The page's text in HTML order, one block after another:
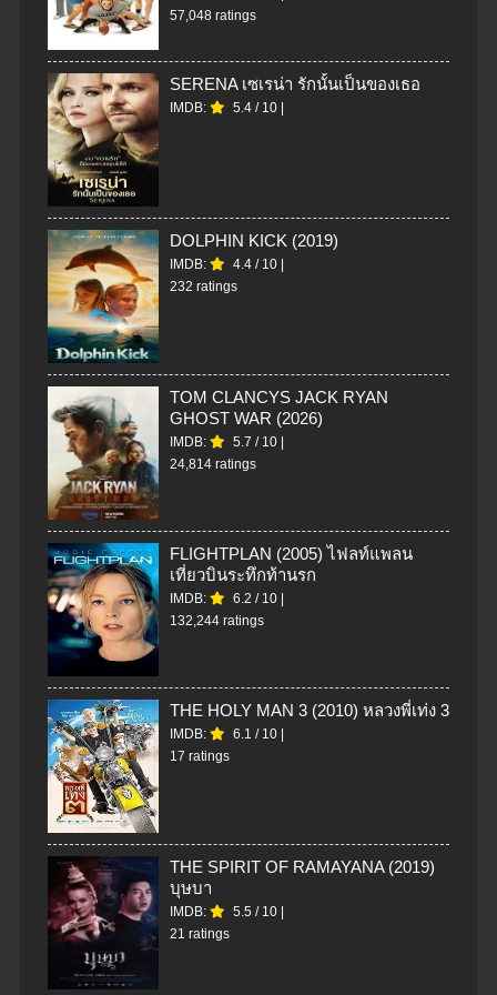
57,048 ratings
SERENA เซเรน่า รักนั้นเป็นของเธอ
IMDB: 5.4 / 10
DOLPHIN KICK (2019)
IMDB: 4.4 / 10
232 ratings
TOM CLANCYS JACK RYAN
GHOST WAR (2026)
IMDB: 5.7 / 10
24,814 ratings
FLIGHTPLAN (2005) ไฟลท์แพลน
เที่ยวบินระทึกท้านรก
IMDB: 6.2 / 10
132,244 ratings
THE HOLY MAN 3 (2010) หลวงพี่เท่ง 3
IMDB: 6.1 / 10
17 ratings
THE SPIRIT OF RAMAYANA (2019)
บุษบา
IMDB: 5.5 / 10
21 ratings